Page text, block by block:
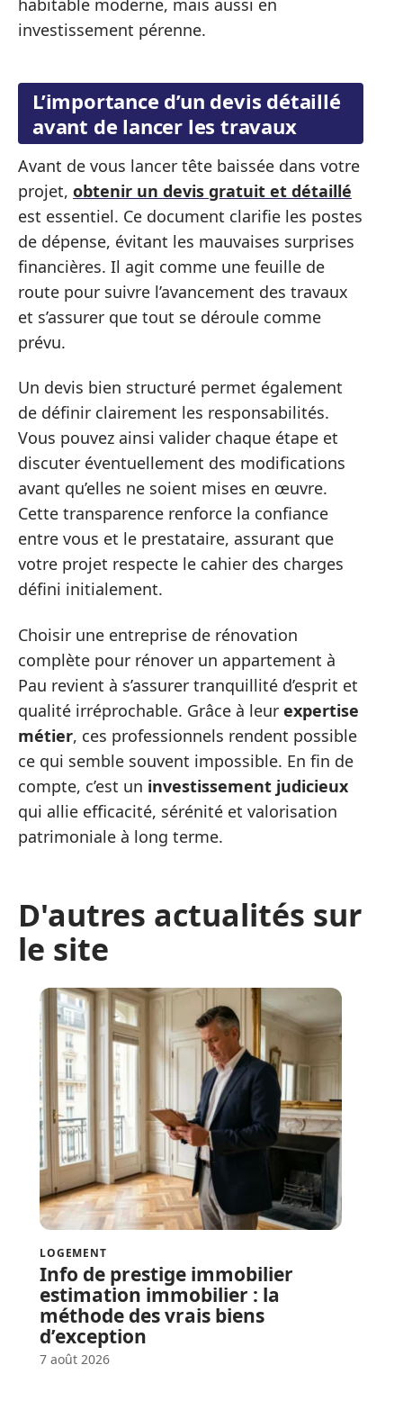
habitable moderne, mais aussi en
investissement pérenne.
L’importance d’un devis détaillé
avant de lancer les travaux
Avant de vous lancer tête baissée dans votre
projet, obtenir un devis gratuit et détaillé
est essentiel. Ce document clarifie les postes
de dépense, évitant les mauvaises surprises
financières. Il agit comme une feuille de
route pour suivre l’avancement des travaux
et s’assurer que tout se déroule comme
prévu.
Un devis bien structuré permet également
de définir clairement les responsabilités.
Vous pouvez ainsi valider chaque étape et
discuter éventuellement des modifications
avant qu’elles ne soient mises en œuvre.
Cette transparence renforce la confiance
entre vous et le prestataire, assurant que
votre projet respecte le cahier des charges
défini initialement.
Choisir une entreprise de rénovation
complète pour rénover un appartement à
Pau revient à s’assurer tranquillité d’esprit et
qualité irréprochable. Grâce à leur expertise
métier, ces professionnels rendent possible
ce qui semble souvent impossible. En fin de
compte, c’est un investissement judicieux
qui allie efficacité, sérénité et valorisation
patrimoniale à long terme.
D'autres actualités sur
le site
LOGEMENT
Info de prestige immobilier
estimation immobilier : la
méthode des vrais biens
d’exception
7 août 2026